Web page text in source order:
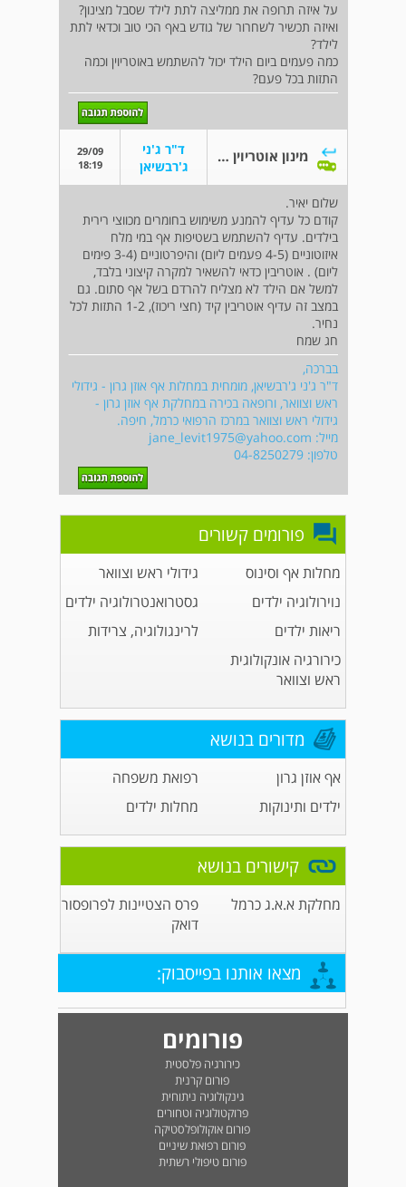
על איזה תרופה את ממליצה לתת לילד שסבל מצינון?
ואיזה תכשיר לשחרור של גודש באף הכי טוב וכדאי לתת
לילד?
כמה פעמים ביום הילד יכול להשתמש באוטריוין וכמה
התזות בכל פעם?
מינון אוטריוין לילדים
ד"ר ג'ני
ג'רבשיאן
29/09
18:19
שלום יאיר.
קודם כל עדיף להמנע משימוש בחומרים מכווצי רירית
בילדים. עדיף להשתמש בשטיפות אף במי מלח
איזוטוניים (4-5 פעמים ליום) והיפרטוניים (3-4 פימים
ליום) . אוטריבין כדאי להשאיר למקרה קיצוני בלבד,
למשל אם הילד לא מצליח להרדם בשל אף סתום. גם
במצב זה עדיף אוטריבין קיד (חצי ריכוז), 1-2 התזות לכל
נחיר.
חג שמח
בברכה,
ד"ר ג'ני ג'רבשיאן, מומחית במחלות אף אוזן גרון - גידולי
ראש וצוואר, ורופאה בכירה במחלקת אף אוזן גרון -
גידולי ראש וצוואר במרכז הרפואי כרמל, חיפה.
מייל: jane_levit1975@yahoo.com
טלפון: 04-8250279
פורומים קשורים
מחלות אף וסינוס
גידולי ראש וצוואר
נוירולוגיה ילדים
גסטרואנטרולוגיה ילדים
ריאות ילדים
לרינגולוגיה, צרידות
כירורגיה אונקולוגית
ראש וצוואר
מדורים בנושא
אף אוזן גרון
רפואת משפחה
ילדים ותינוקות
מחלות ילדים
קישורים בנושא
מחלקת א.א.ג כרמל
פרס הצטיינות לפרופסור
דואק
מצאו אותנו בפייסבוק:
פורומים
כירורגיה פלסטית
פורום קרנית
גינקולוגיה ניתוחית
פרוקטולוגיה וטחורים
פורום אוקולופלסטיקה
פורום רפואת שיניים
פורום טיפולי רשתית